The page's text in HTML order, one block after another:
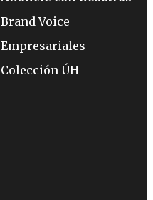
Brand Voice
Empresariales
Colección ÚH